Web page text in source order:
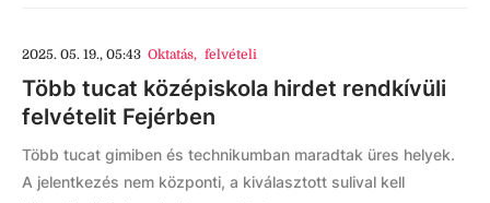
2025. 05. 19., 05:43 Oktatás, felvételi
Több tucat középiskola hirdet rendkívüli
felvételit Fejérben
Több tucat gimiben és technikumban maradtak üres helyek.
A jelentkezés nem központi, a kiválasztott sulival kell